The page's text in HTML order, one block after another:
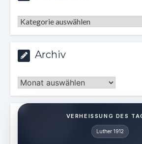
Kategorien
Archiv
Archiv
VERHEISSUNG DES
Luther 1912